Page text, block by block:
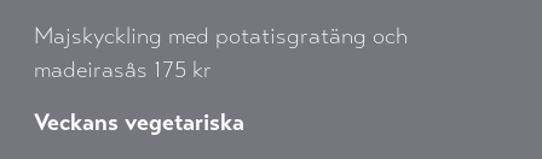
Majskyckling med potatisgratäng och
madeirasås 175 kr
Veckans vegetariska